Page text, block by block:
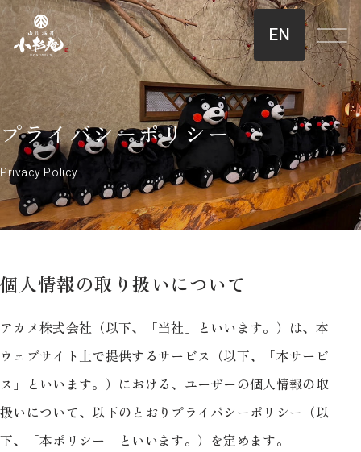
EN
プライバシーポリシー
個人情報の取り扱いについて
アカメ株式会社（以下、「当社」といいます。）は、本
ウェブサイト上で提供するサービス（以下、「本サービ
ス」といいます。）における、ユーザーの個人情報の取
扱いについて、以下のとおりプライバシーポリシー（以
下、「本ポリシー」といいます。）を定めます。